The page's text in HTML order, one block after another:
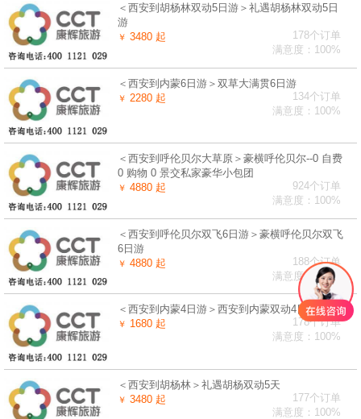
＜西安到胡杨林双动5日游＞礼遇胡杨林双动5日
游
￥ 3480 起
178个订单
满意度：100%
＜西安到内蒙6日游＞双草大满贯6日游
￥ 2280 起
134个订单
满意度：100%
＜西安到呼伦贝尔大草原＞豪横呼伦贝尔--0 自费
0 购物 0 景交私家豪华小包团
￥ 4880 起
924个订单
满意度：100%
＜西安到呼伦贝尔双飞6日游＞豪横呼伦贝尔双飞
6日游
￥ 4880 起
188个订单
满意度：100%
＜西安到内蒙4日游＞西安到内蒙双动4日游
￥ 1680 起
178个订单
满意度：100%
＜西安到胡杨林＞礼遇胡杨双动5天
￥ 3480 起
177个订单
满意度：100%